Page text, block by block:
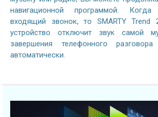
навигационной программой.
входящий звонок, то SMARTY Trend
устройство отключит звук самой
завершения телефонного
автоматически.